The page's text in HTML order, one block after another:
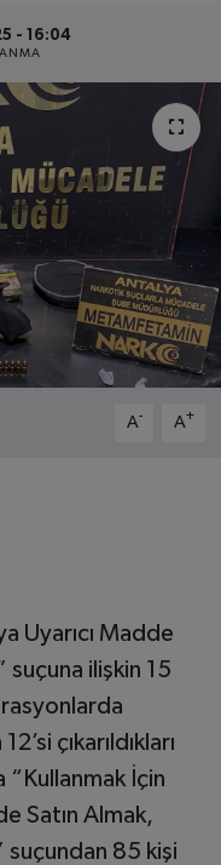
- 16:04
A- A+
Uyarıcı Madde
suçuna ilişkin 15
çıkarıldıkları
“Kullanmak İçin
Satın Almak,
suçundan 85 kişi